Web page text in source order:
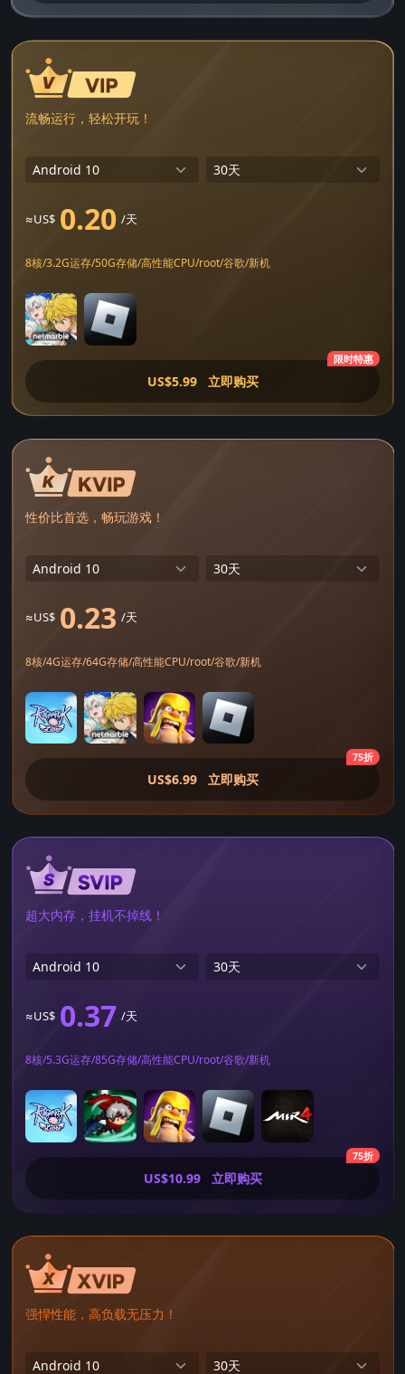
流畅运行，轻松开玩！
≈US$ 0.20 /天
8核/3.2G运存/50G存储/高性能CPU/root/谷歌/新机
US$5.99 立即购买
限时特惠
性价比首选，畅玩游戏！
≈US$ 0.23 /天
8核/4G运存/64G存储/高性能CPU/root/谷歌/新机
US$6.99 立即购买
75折
超大内存，挂机不掉线！
≈US$ 0.37 /天
8核/5.3G运存/85G存储/高性能CPU/root/谷歌/新机
US$10.99 立即购买
75折
强悍性能，高负载无压力！